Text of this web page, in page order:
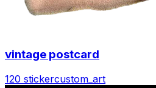
vintage postcard
120 stickercustom_art